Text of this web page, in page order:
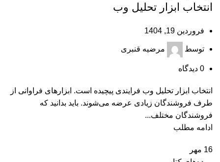
انتخاب ابزار تحلیل وب
فروردین 19, 1404
توسط مرضیه قنبری
0 دیدگاه
انتخاب ابزار تحلیل وب فرایندی پیچیده است. ابزارهای فراوانی از
طرف فروشندگان زیادی عرضه می‌شوند. باید بدانید که
فروشندگان مختلف...
ادامه مطلب
16 مهر